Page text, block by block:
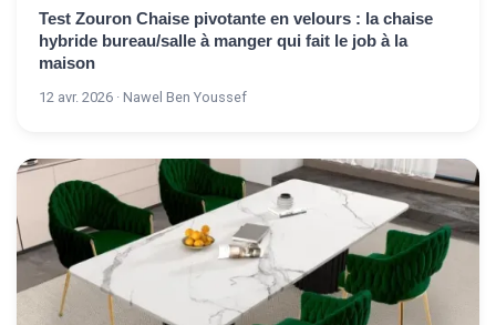
Test Zouron Chaise pivotante en velours : la chaise
hybride bureau/salle à manger qui fait le job à la
maison
12 avr. 2026 · Nawel Ben Youssef